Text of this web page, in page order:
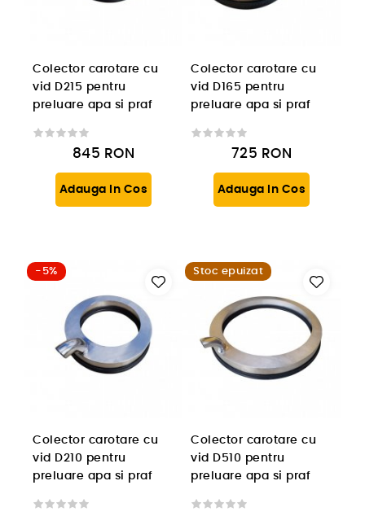
Colector carotare cu
vid D215 pentru
preluare apa si praf
845 RON
Adauga In Cos
Colector carotare cu
vid D165 pentru
preluare apa si praf
725 RON
Adauga In Cos
-5%
Colector carotare cu
vid D210 pentru
preluare apa si praf
Stoc epuizat
Colector carotare cu
vid D510 pentru
preluare apa si praf